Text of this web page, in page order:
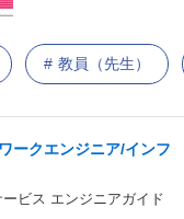
教員（先生）
ークエンジニア/インフ
ビス エンジニアガイド